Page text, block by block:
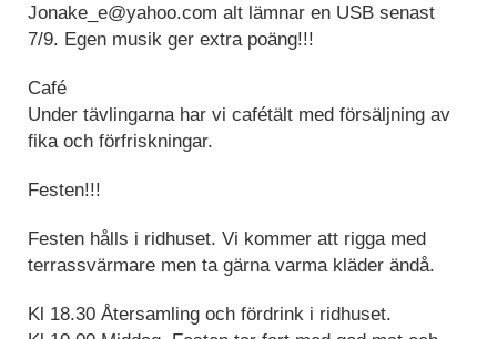
Jonake_e@yahoo.com alt lämnar en USB senast
7/9. Egen musik ger extra poäng!!!
Café
Under tävlingarna har vi cafétält med försäljning av
fika och förfriskningar.
Festen!!!
Festen hålls i ridhuset. Vi kommer att rigga med
terrassvärmare men ta gärna varma kläder ändå.
Kl 18.30 Återsamling och fördrink i ridhuset.